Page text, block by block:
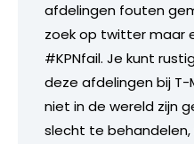
afdelingen fouten
zoek op twitter maar
#KPNfail. Je kunt
deze afdelingen bij T-
niet in de wereld zijn
slecht te